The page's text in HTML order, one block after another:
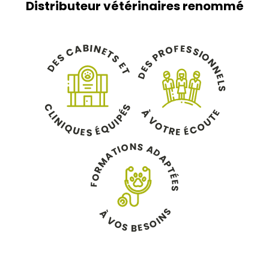
Distributeur vétérinaires renommé
D
ESCABINETS
E
T
C
L
I
NIQUES ÉQU
I
P
É
S
D
E
S
PROF ESSION
N
E
L
S
À
VOTRE ÉCOUT
E
F
O
R
M
ATIONS ADAP
T
É
E
S
À
VOS BESOI
N
S